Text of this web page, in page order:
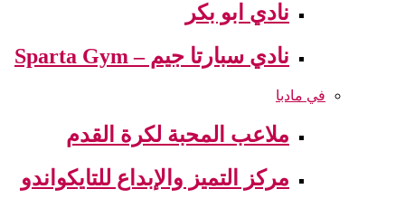
نادي ابو بكر
نادي سبارتا جيم – Sparta Gym
في مادبا
ملاعب المحبة لكرة القدم
مركز التميز والإبداع للتايكواندو